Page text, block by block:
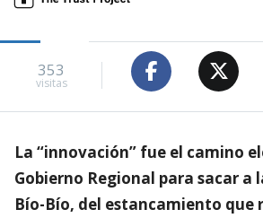
353
visitas
La “innovación” fue el camino
Gobierno Regional para sacar a
Bío-Bío, del estancamiento que